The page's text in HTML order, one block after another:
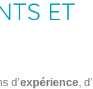
ET
d’expérience, d’